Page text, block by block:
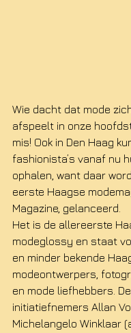
Wie dacht dat mode
afspeelt in onze
mis! Ook in Den Haag
fashionista’s vanaf nu
ophalen, want daar
eerste Haagse
Magazine, gelanceerd.
Het is de allereerste
modeglossy en staat
en minder bekende
modeontwerpers,
en mode liefhebbers. De
initiatiefnemers Allan
Michelangelo Winklaar